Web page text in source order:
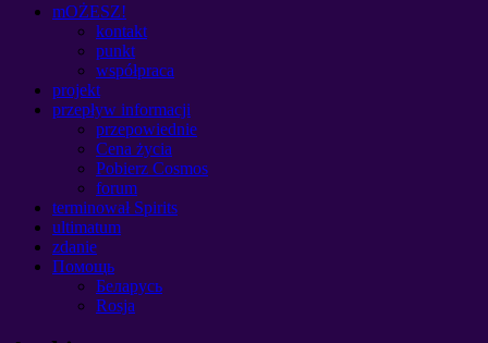
mOŻESZ!
kontakt
punkt
współpraca
projekt
przepływ informacji
przepowiednie
Cena życia
Pobierz Cosmos
forum
terminował Spirits
ultimatum
zdanie
Помощь
Беларусь
Rosja